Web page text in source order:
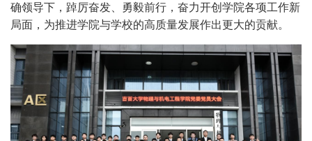
确领导下，踔厉奋发、勇毅前行，奋力开创学院各项工作新
局面，为推进学院与学校的高质量发展作出更大的贡献。